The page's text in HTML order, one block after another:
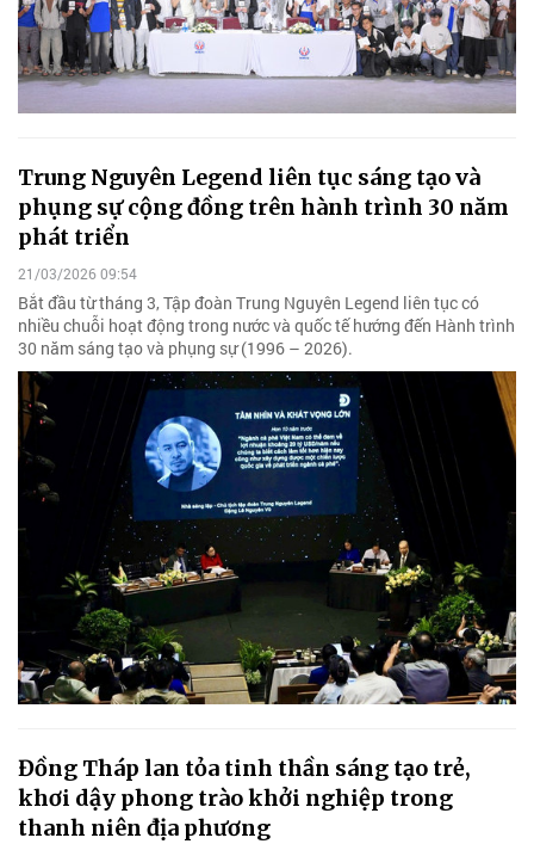
Trung Nguyên Legend liên tục sáng tạo và
phụng sự cộng đồng trên hành trình 30 năm
phát triển
21/03/2026 09:54
Bắt đầu từ tháng 3, Tập đoàn Trung Nguyên Legend liên tục có
nhiều chuỗi hoạt động trong nước và quốc tế hướng đến Hành trình
30 năm sáng tạo và phụng sự (1996 – 2026).
Đồng Tháp lan tỏa tinh thần sáng tạo trẻ,
khơi dậy phong trào khởi nghiệp trong
thanh niên địa phương